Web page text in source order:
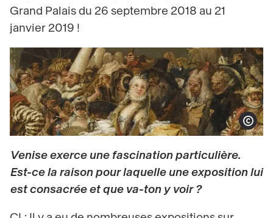
Grand Palais du 26 septembre 2018 au 21
janvier 2019 !
Afficher le
Venise exerce une fascination particulière.
Est-ce la raison pour laquelle une exposition lui
est consacrée et que va-ton y voir ?